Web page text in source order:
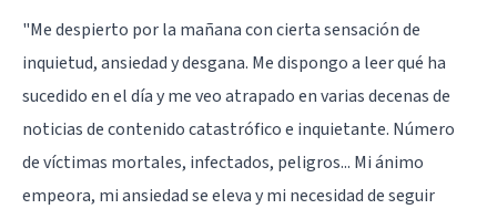
"Me despierto por la mañana con cierta sensación de
inquietud, ansiedad y desgana. Me dispongo a leer qué ha
sucedido en el día y me veo atrapado en varias decenas de
noticias de contenido catastrófico e inquietante. Número
de víctimas mortales, infectados, peligros... Mi ánimo
empeora, mi ansiedad se eleva y mi necesidad de seguir